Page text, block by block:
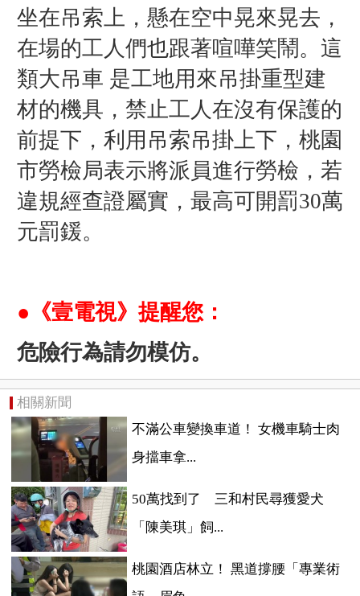
坐在吊索上，懸在空中晃來晃去，
在場的工人們也跟著喧嘩笑鬧。 這
類大吊車 是工地用來吊掛重型建
材的機具，禁止工人在沒有保護的
前提下，利用吊索吊掛上下，桃園
市勞檢局表示將派員進行勞檢，若
違規經查證屬實， 最高可開罰30萬
元罰鍰。
●《壹電視》提醒您：
危險行為請勿模仿。
相關新聞
不滿公車變換車道！ 女機車騎士肉
身擋車拿...
50萬找到了 三和村民尋獲愛犬
「陳美琪」飼...
桃園酒店林立！ 黑道撐腰「專業術